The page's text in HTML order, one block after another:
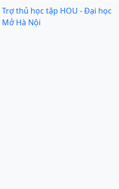
Trợ thủ học tập HOU - Đại học
Mở Hà Nội